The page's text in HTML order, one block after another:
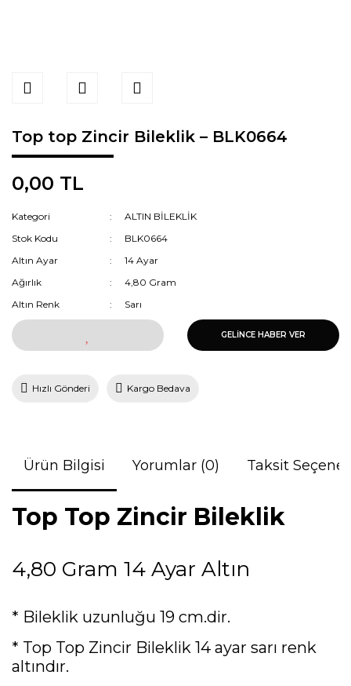
Top top Zincir Bileklik – BLK0664
0,00 TL
Kategori
ALTIN BİLEKLİK
Stok Kodu
BLK0664
Altın Ayar
14 Ayar
Ağırlık
4,80 Gram
Altın Renk
Sarı
GELİNCE HABER VER
Hızlı Gönderi Kargo Bedava
Ürün Bilgisi Yorumlar (0) Taksit
Top Top Zincir Bileklik
4,80 Gram 14 Ayar Altın
* Bileklik uzunluğu 19 cm.dir.
* Top Top Zincir Bileklik 14 ayar sarı renk
altındır.